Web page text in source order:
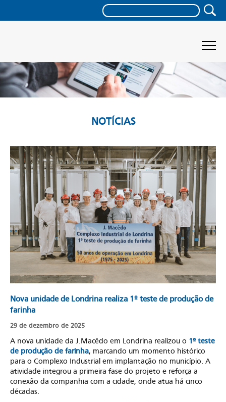
NOTÍCIAS
Nova unidade de Londrina realiza 1º teste de produção de
farinha
29 de dezembro de 2025
A nova unidade da J.Macêdo em Londrina realizou o 1º teste
de produção de farinha, marcando um momento histórico
para o Complexo Industrial em implantação no município. A
atividade integrou a primeira fase do projeto e reforça a
conexão da companhia com a cidade, onde atua há cinco
décadas.